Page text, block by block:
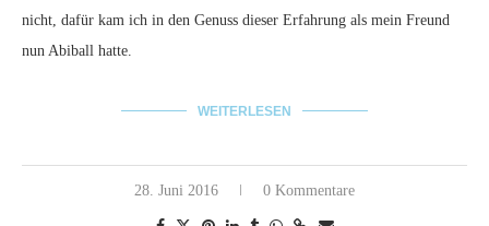
nicht, dafür kam ich in den Genuss dieser Erfahrung als mein Freund
nun Abiball hatte.
WEITERLESEN
28. Juni 2016 0 Kommentare